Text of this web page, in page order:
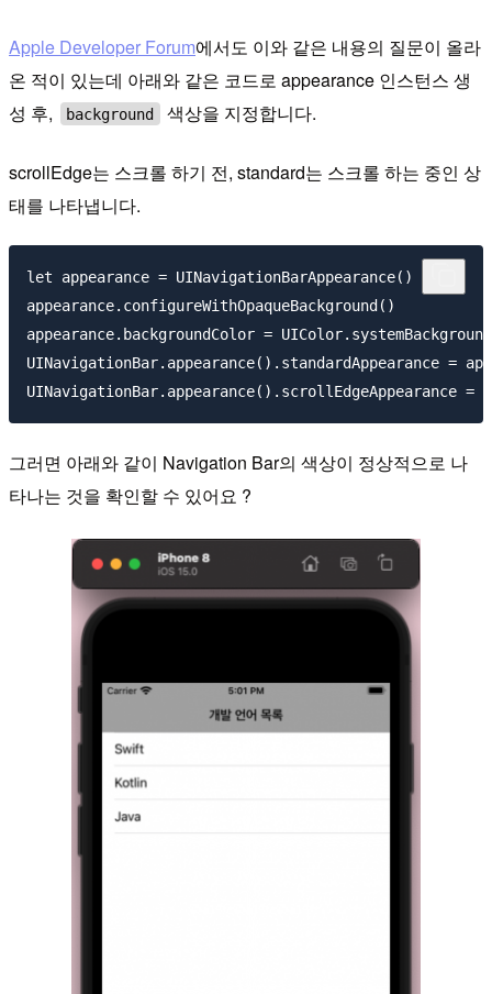
Apple Developer Forum에서도 이와 같은 내용의 질문이 올라
온 적이 있는데 아래와 같은 코드로 appearance 인스턴스 생
성 후,
background 색상을 지정합니다.
scrollEdge는 스크롤 하기 전, standard는 스크롤 하는 중인 상
태를 나타냅니다.
let appearance = UINavigationBarAppearance()
appearance.configureWithOpaqueBackground()
appearance.backgroundColor = UIColor.systemBackground
UINavigationBar.appearance().standardAppearance =
그러면 아래와 같이 Navigation Bar의 색상이 정상적으로 나
타나는 것을 확인할 수 있어요 ?